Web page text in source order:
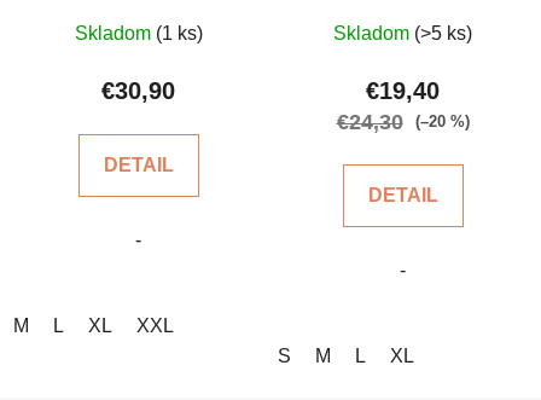
hodnotenie
produktu
z
hviezdičiek.
Skladom (1 ks)
€30,90
DETAIL
-
M L XL XXL
hodnotenie
produktu
5
Skladom (>5 ks)
€19,40
€24,30 (–20 %)
DETAIL
-
S M L XL